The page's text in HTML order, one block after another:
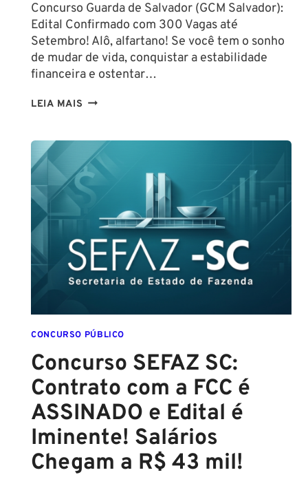
Concurso Guarda de Salvador (GCM Salvador):
Edital Confirmado com 300 Vagas até
Setembro! Alô, alfartano! Se você tem o sonho
de mudar de vida, conquistar a estabilidade
financeira e ostentar…
LEIA MAIS CONCURSO
SALVADOR
(GCM
SALVADOR):
CONFIRMADO
PARA
SETEMBRO!
CONCURSO PÚBLICO
Concurso SEFAZ SC:
Contrato com a FCC é
ASSINADO e Edital é
Iminente! Salários
Chegam a R$ 43 mil!